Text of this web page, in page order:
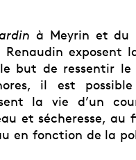
à Meyrin et
exposent
but de ressentir
il est
la vie d’un
et sécheresse, au
en fonction de la